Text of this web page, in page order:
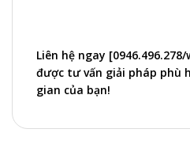
Liên hệ ngay [0946.496.278/
được tư vấn giải pháp phù
gian của bạn!